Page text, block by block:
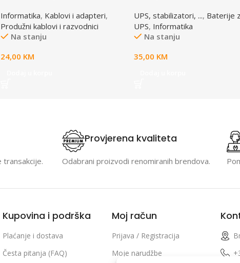
osigurač, prenaponska zaštita
Informatika, Kablovi i adapteri,
Produžni kablovi i razvodnici
Na stanju
24,00 KM
UPS, stabilizatori, ..., Baterije
UPS, Informatika
Na stanju
35,00 KM
Provjerena kvaliteta
Odabrani proizvodi renomiranih brendova.
Kupovina i podrška
Plaćanje i dostava
Česta pitanja (FAQ)
Moj račun
Prijava / Registracija
Moje narudžbe